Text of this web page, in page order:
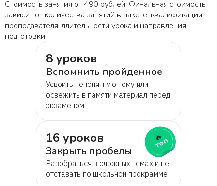
Слава
Денис
Иван
Татьяна
Татьяна Николаевна
Марьям
Стоимость занятия от 490 рублей. Финальная стоимость
зависит от количества занятий в пакете, квалификации
преподавателя, длительности урока и направления
подготовки.
8 уроков
Вспомнить пройденное
Усвоить непонятную тему или
освежить в памяти материал перед
экзаменом
16 уроков
Закрыть пробелы
Разобраться в сложных темах и не
отставать по школьной прокрамме
🔥
топ